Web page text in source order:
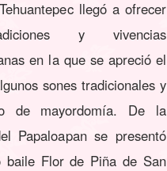
llegó a ofrecer
y vivencias
en la que se apreció el
sones tradicionales y
de mayordomía. De la
Papaloapan se presentó
baile Flor de Piña de San